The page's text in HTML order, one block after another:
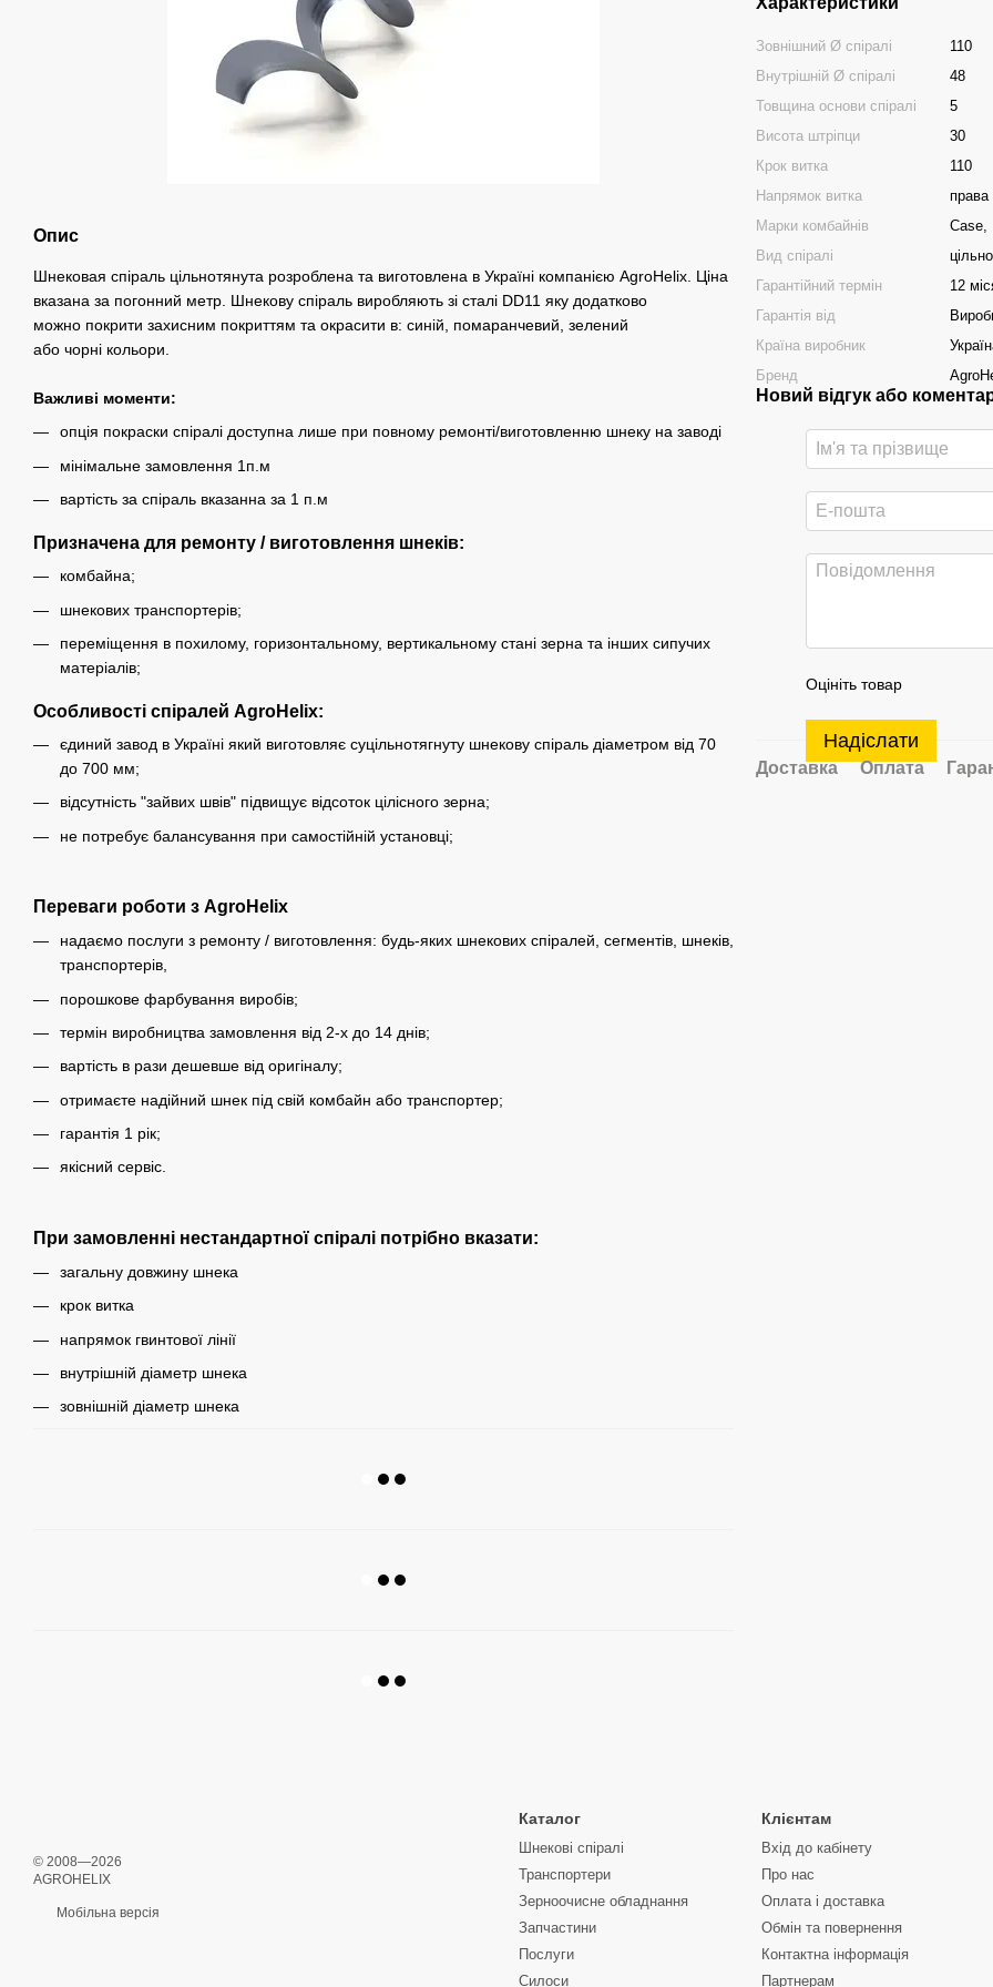
Опис
Шнековая спіраль цільнотянута розроблена та виготовлена в Україні компанією AgroHelix. Ціна
вказана за погонний метр. Шнекову спіраль виробляють зі сталі DD11 яку додатково
можно покрити захисним покриттям та окрасити в: синій, помаранчевий, зелений
або чорні кольори.
Важливі моменти:
опція покраски спіралі доступна лише при повному ремонті/виготовленню шнеку на заводі
мінімальне замовлення 1п.м
вартість за спіраль вказанна за 1 п.м
Призначена для ремонту / виготовлення шнеків:
комбайна;
шнекових транспортерів;
переміщення в похилому, горизонтальному, вертикальному стані зерна та інших сипучих
матеріалів;
Особливості спіралей AgroHelix:
єдиний завод в Україні який виготовляє суцільнотягнуту шнекову спіраль діаметром від 70
до 700 мм;
відсутність "зайвих швів" підвищує відсоток цілісного зерна;
не потребує балансування при самостійній установці;
Переваги роботи з AgroHelix
надаємо послуги з ремонту / виготовлення: будь-яких шнекових спіралей, сегментів, шнеків,
транспортерів,
порошкове фарбування виробів;
термін виробництва замовлення від 2-х до 14 днів;
вартість в рази дешевше від оригіналу;
отримаєте надійний шнек під свій комбайн або транспортер;
гарантія 1 рік;
якісний сервіс.
При замовленні нестандартної спіралі потрібно вказати:
загальну довжину шнека
крок витка
напрямок гвинтової лінії
внутрішній діаметр шнека
зовнішній діаметр шнека
Зовнішний Ø спіралі
110
Внутрішній Ø спіралі
48
Товщина основи спіралі
5
Висота штріпци
30
Крок витка
110
Напрямок витка
права
Марки комбайнів
Case,
Вид спіралі
Гарантійний термін
12
Гарантія від
Країна виробник
Бренд
Новий відгук або
Оцініть товар
Надіслати
Доставка Оплата
© 2008—2026
AGROHELIX
Мобільна версія
Каталог
Шнекові спіралі
Транспортери
Зерноочисне обладнання
Запчастини
Послуги
Силоси
Клієнтам
Вхід до кабінету
Про нас
Оплата і доставка
Обмін та повернення
Контактна інформація
Партнерам